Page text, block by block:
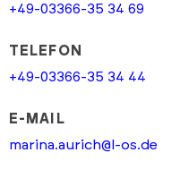
+49-03366-35 34 69
TELEFON
+49-03366-35 34 44
E-MAIL
marina.aurich@l-os.de